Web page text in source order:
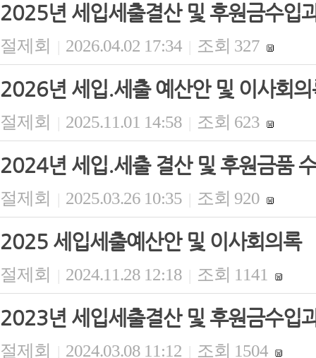
2025년 세입세출결산 및 후원금수입
절제회 | 2026.04.02 17:34 | 조회 327
2026년 세입.세출 예산안 및 이사회의
절제회 | 2025.11.01 14:58 | 조회 623
2024년 세입.세출 결산 및 후원금품
절제회 | 2025.03.26 10:35 | 조회 920
2025 세입세출예산안 및 이사회의록
절제회 | 2024.11.28 12:18 | 조회 1141
2023년 세입세출결산 및 후원금수입
절제회 | 2024.03.08 11:12 | 조회 1504